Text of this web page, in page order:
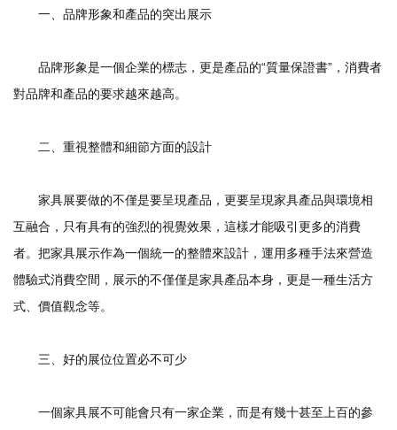
一、品牌形象和產品的突出展示
品牌形象是一個企業的標志，更是產品的“質量保證書”，消費者
對品牌和產品的要求越來越高。
二、重視整體和細節方面的設計
家具展要做的不僅是要呈現產品，更要呈現家具產品與環境相
互融合，只有具有的強烈的視覺效果，這樣才能吸引更多的消費
者。把家具展示作為一個統一的整體來設計，運用多種手法來營造
體驗式消費空間，展示的不僅僅是家具產品本身，更是一種生活方
式、價值觀念等。
三、好的展位位置必不可少
一個家具展不可能會只有一家企業，而是有幾十甚至上百的參